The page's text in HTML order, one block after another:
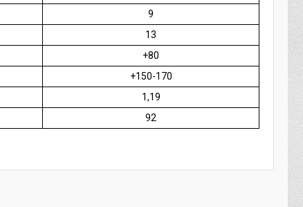
9
13
+80
+150-170
1,19
92